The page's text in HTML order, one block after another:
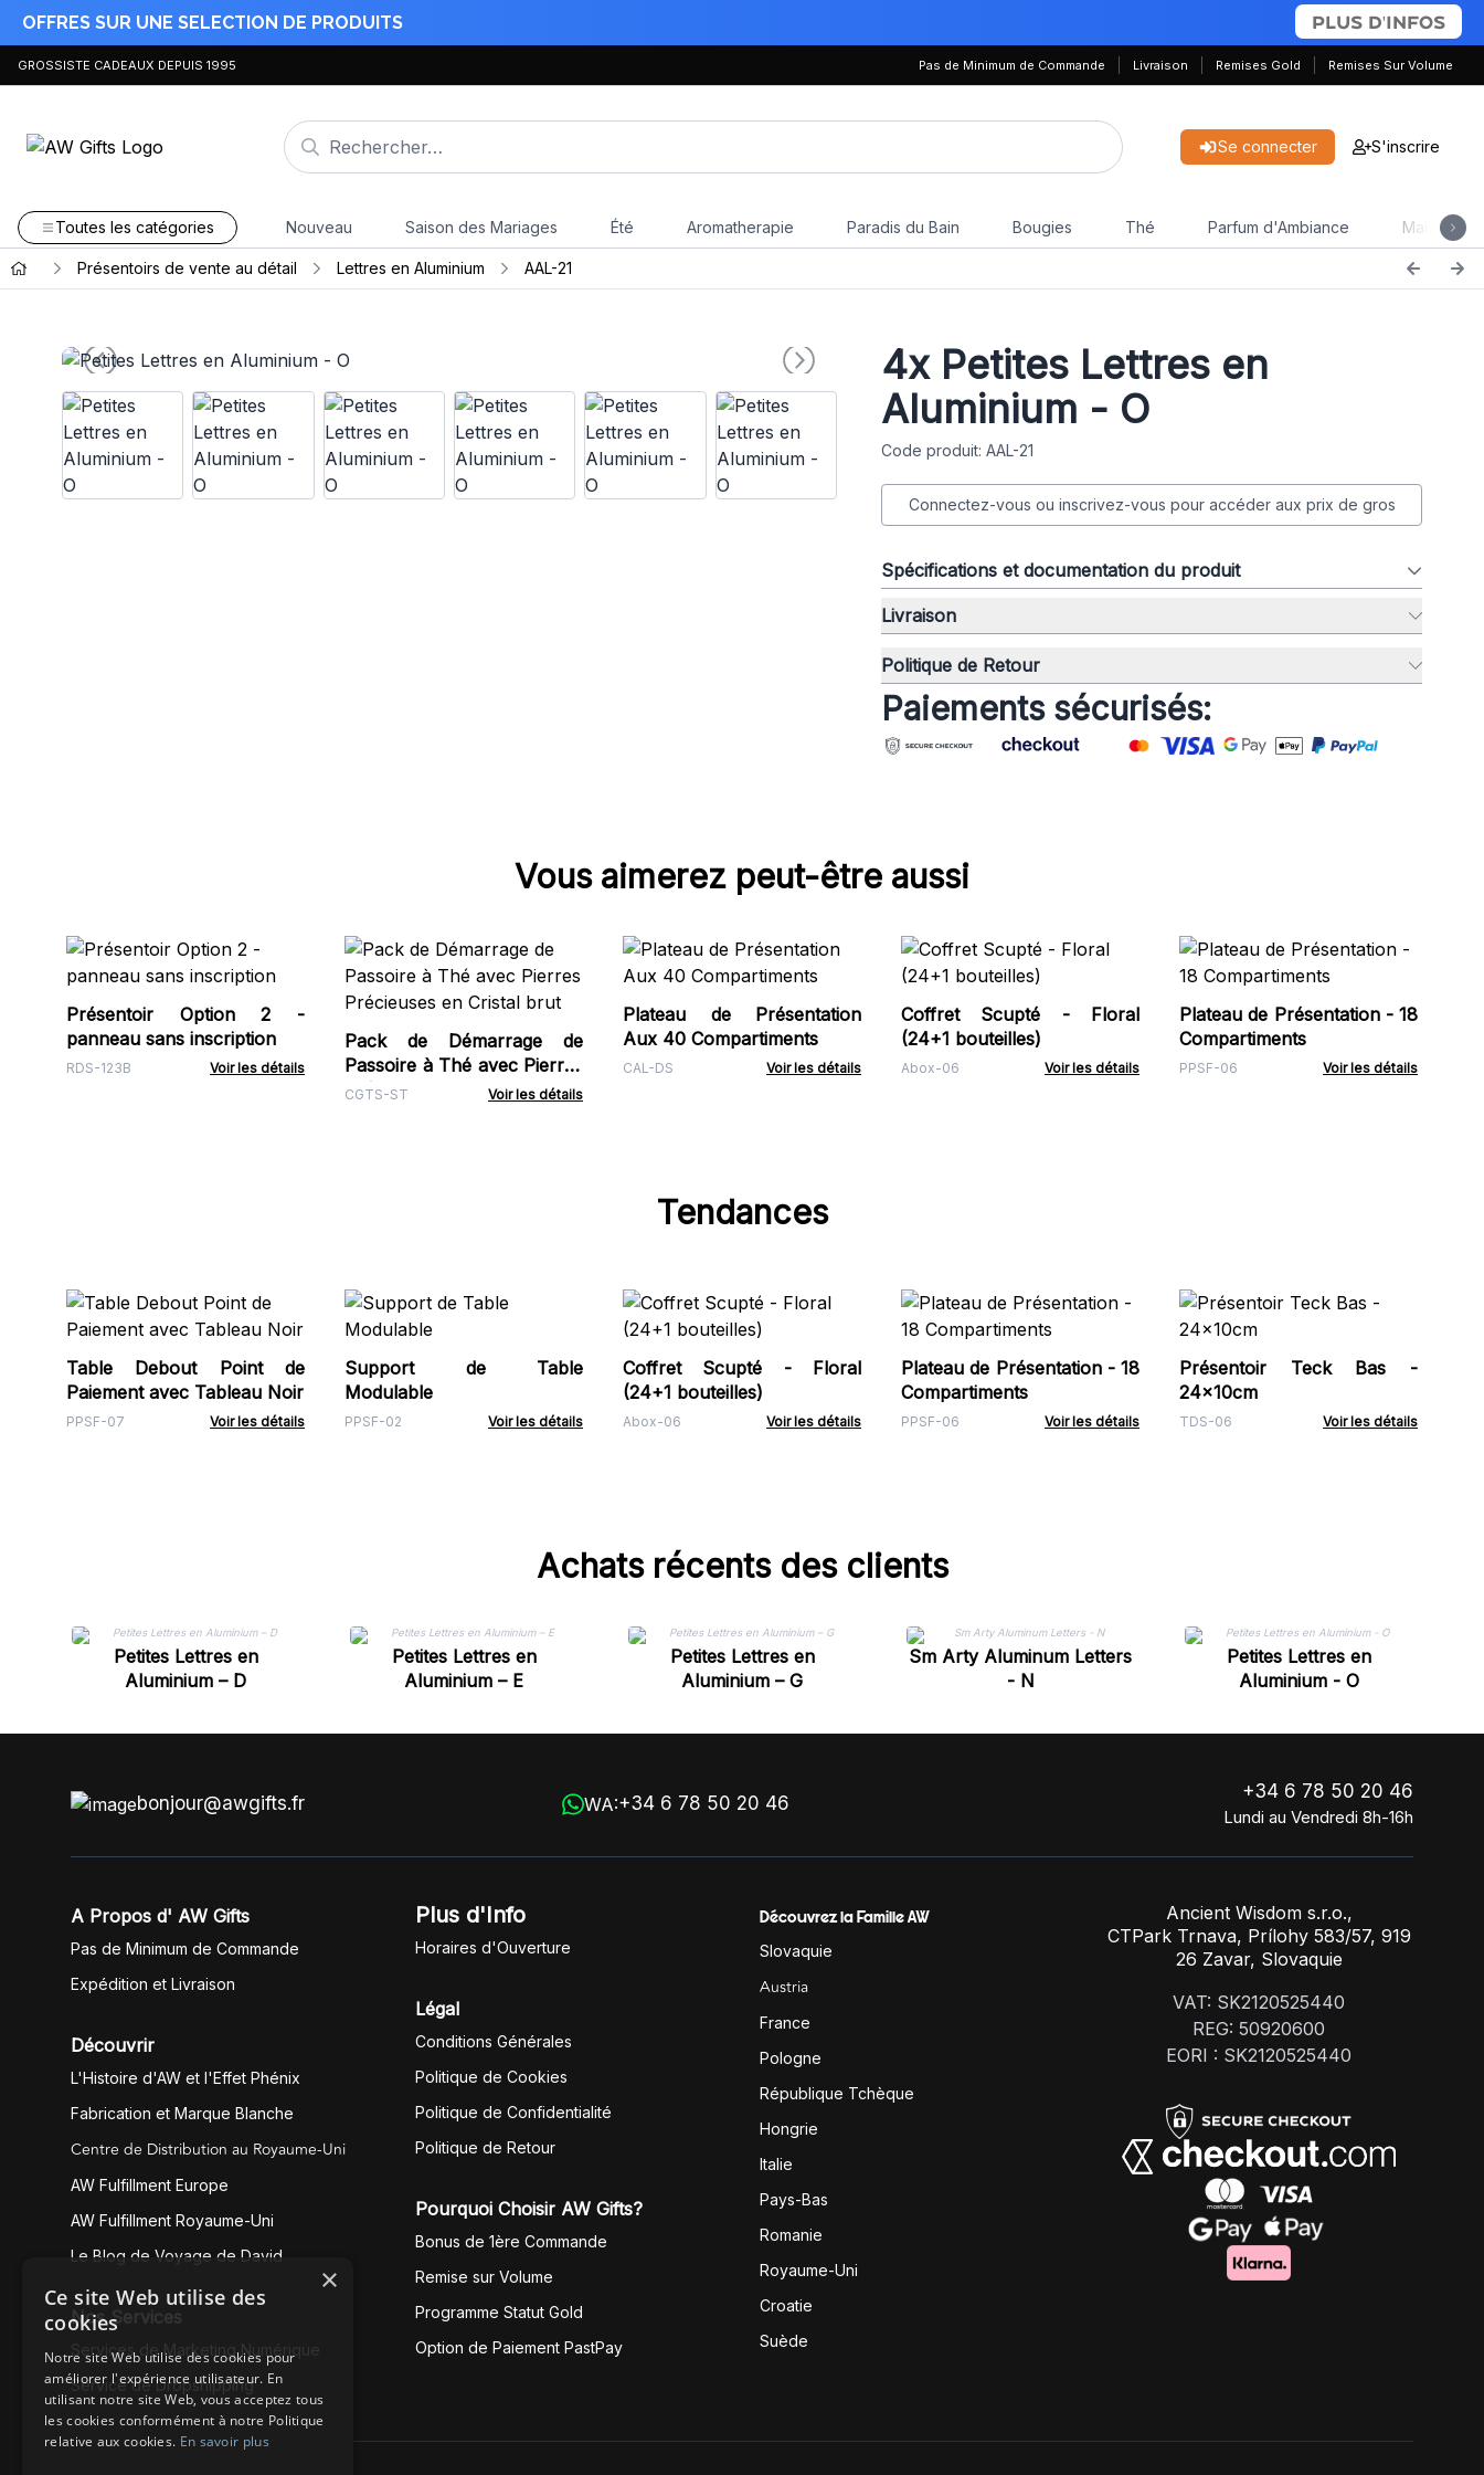
OFFRES SUR UNE SELECTION DE PRODUITS PLUS D'INFOS
GROSSISTE CADEAUX DEPUIS 1995 Pas de Minimum de Commande Livraison Remises Gold Remises Sur Volume
Se connecter S'inscrire
Toutes les catégories Nouveau Saison des Mariages Été Aromatherapie Paradis du Bain Bougies Thé Parfum d'Ambiance Maison &
Présentoirs de vente au détail Lettres en Aluminium AAL-21
4xPetites Lettres en
Aluminium - O
Code produit: AAL-21
Connectez-vous ou inscrivez-vous pour accéder aux prix de gros
Spécifications et documentation du produit
Livraison
Politique de Retour
Paiements sécurisés:
Vous aimerez peut-être aussi
Présentoir Option 2 -
panneau sans inscription
RDS-123B Voir les détails
Pack de Démarrage de
Passoire à Thé avec Pierres
Précieuses en Cristal brut
CGTS-ST Voir les détails
Plateau de Présentation
Aux 40 Compartiments
CAL-DS Voir les détails
Coffret Scupté - Floral
(24+1 bouteilles)
Abox-06 Voir les détails
Plateau de Présentation - 18
Compartiments
PPSF-06 Voir les détails
Tendances
Table Debout Point de
Paiement avec Tableau Noir
PPSF-07 Voir les détails
Support de Table
Modulable
PPSF-02 Voir les détails
Coffret Scupté - Floral
(24+1 bouteilles)
Abox-06 Voir les détails
Plateau de Présentation - 18
Compartiments
PPSF-06 Voir les détails
Présentoir Teck Bas -
24x10cm
TDS-06 Voir les détails
Achats récents des clients
Petites Lettres en
Aluminium – D
Petites Lettres en
Aluminium – E
Petites Lettres en
Aluminium – G
Sm Arty Aluminum Letters
- N
Petites Lettres en
Aluminium - O
bonjour@awgifts.fr WA:+34 6 78 50 20 46
+34 6 78 50 20 46
Lundi au Vendredi 8h-16h
A Propos d' AW Gifts
Pas de Minimum de Commande
Expédition et Livraison
Découvrir
L'Histoire d'AW et l'Effet Phénix
Fabrication et Marque Blanche
Centre de Distribution au Royaume-Uni
AW Fulfillment Europe
AW Fulfillment Royaume-Uni
Le Blog de Voyage de David
Nos Services
Services de Marketing Numérique
Service de Dropshipping
Plus d'Info
Horaires d'Ouverture
Légal
Conditions Générales
Politique de Cookies
Politique de Confidentialité
Politique de Retour
Pourquoi Choisir AW Gifts?
Bonus de 1ère Commande
Remise sur Volume
Programme Statut Gold
Option de Paiement PastPay
Découvrez la Famille AW
Slovaquie
Austria
France
Pologne
République Tchèque
Hongrie
Italie
Pays-Bas
Romanie
Royaume-Uni
Croatie
Suède
Ancient Wisdom s.r.o.,
CTPark Trnava, Prílohy 583/57, 919
26 Zavar, Slovaquie
VAT: SK2120525440
REG: 50920600
EORI : SK2120525440
×
Ce site Web utilise des
cookies
Notre site Web utilise des cookies pour
améliorer l'expérience utilisateur. En
utilisant notre site Web, vous acceptez tous
les cookies conformément à notre Politique
relative aux cookies. En savoir plus